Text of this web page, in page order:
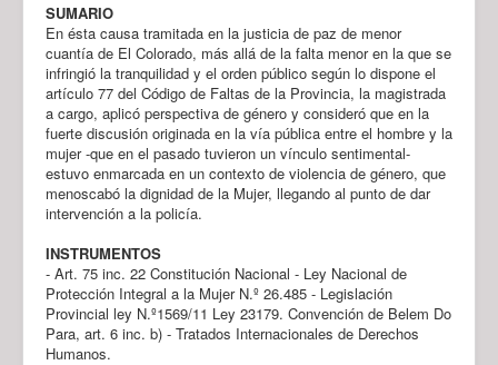
SUMARIO
En ésta causa tramitada en la justicia de paz de menor
cuantía de El Colorado, más allá de la falta menor en la que se
infringió la tranquilidad y el orden público según lo dispone el
artículo 77 del Código de Faltas de la Provincia, la magistrada
a cargo, aplicó perspectiva de género y consideró que en la
fuerte discusión originada en la vía pública entre el hombre y la
mujer -que en el pasado tuvieron un vínculo sentimental-
estuvo enmarcada en un contexto de violencia de género, que
menoscabó la dignidad de la Mujer, llegando al punto de dar
intervención a la policía.
INSTRUMENTOS
- Art. 75 inc. 22 Constitución Nacional - Ley Nacional de
Protección Integral a la Mujer N.º 26.485 - Legislación
Provincial ley N.º1569/11 Ley 23179. Convención de Belem Do
Para, art. 6 inc. b) - Tratados Internacionales de Derechos
Humanos.